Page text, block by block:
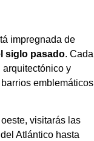
impregnada de
siglo pasado. Cada
arquitectónico y
emblemáticos
visitarás las
Atlántico hasta